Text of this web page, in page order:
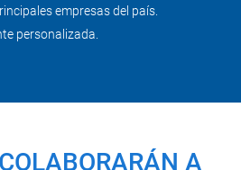
empresas del país.
personalizada.
A